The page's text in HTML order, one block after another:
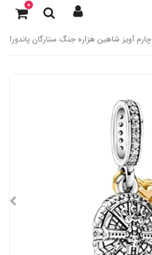
0
چارم آویز شاهین هزاره جنگ ستارگان پاندورا